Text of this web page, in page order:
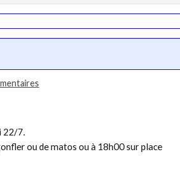
22/7.
ou de matos ou à 18h00 sur place